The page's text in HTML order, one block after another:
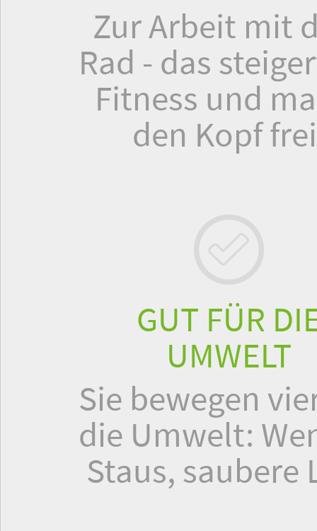
Zur Arbeit mit
Rad - das
Fitness und
den Kopf
GUT FÜR
UMWELT
Sie bewegen
die Umwelt:
Staus, saubere